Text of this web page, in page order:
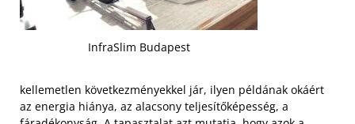
InfraSlim Budapest
kellemetlen következményekkel jár, ilyen példának okáért
az energia hiánya, az alacsony teljesítőképesség, a